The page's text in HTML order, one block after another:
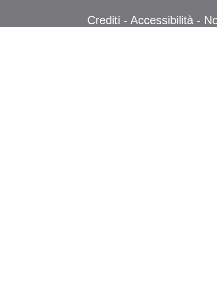
Crediti - Accessibilità -